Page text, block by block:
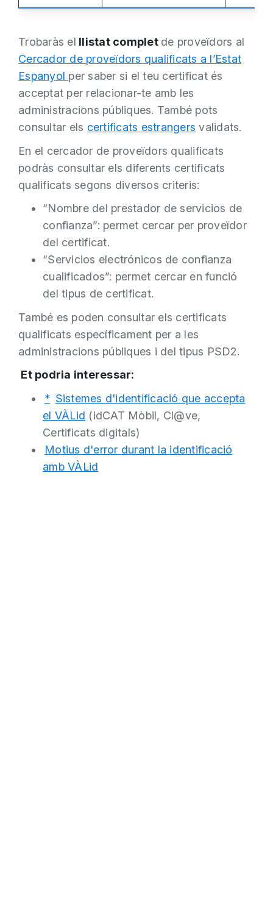
Trobaràs el llistat complet de proveïdors al
Cercador de proveïdors qualificats a l’Estat
Espanyol per saber si el teu certificat és
acceptat per relacionar-te amb les
administracions públiques. També pots
consultar els certificats estrangers validats.
En el cercador de proveïdors qualificats
podràs consultar els diferents certificats
qualificats segons diversos criteris:
“Nombre del prestador de servicios de
confianza”: permet cercar per proveïdor
del certificat.
“Servicios electrónicos de confianza
cualificados”: permet cercar en funció
del tipus de certificat.
També es poden consultar els certificats
qualificats específicament per a les
administracions públiques i del tipus PSD2.
Et podria interessar:
* Sistemes d'identificació que accepta
el VÀLid (idCAT Mòbil, Cl@ve,
Certificats digitals)
Motius d'error durant la identificació
amb VÀLid